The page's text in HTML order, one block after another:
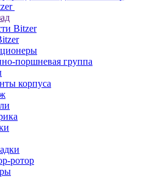
Bitzer
поршневая группа
корпуса
ротор